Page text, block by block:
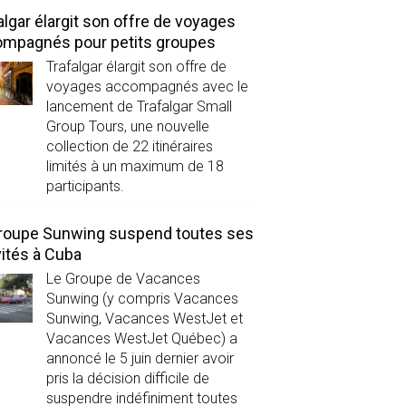
élargit son offre de voyages
pour petits groupes
Trafalgar élargit son offre de
voyages accompagnés avec le
lancement de Trafalgar Small
Group Tours, une nouvelle
collection de 22 itinéraires
limités à un maximum de 18
participants.
Sunwing suspend toutes ses
à Cuba
Le Groupe de Vacances
Sunwing (y compris Vacances
Sunwing, Vacances WestJet et
Vacances WestJet Québec) a
annoncé le 5 juin dernier avoir
pris la décision difficile de
suspendre indéfiniment toutes